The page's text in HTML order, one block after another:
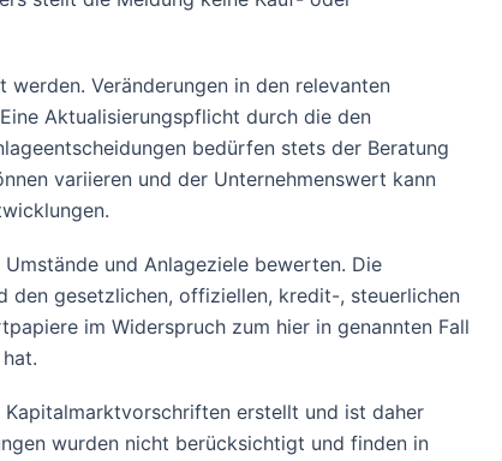
Veränderungen in den relevanten
Aktualisierungspflicht durch die den
bedürfen stets der Beratung
variieren und der Unternehmenswert kann
und Anlageziele bewerten. Die
den gesetzlichen, offiziellen, kredit-, steuerlichen
im Widerspruch zum hier in genannten Fall
erstellt und ist daher
wurden nicht berücksichtigt und finden in